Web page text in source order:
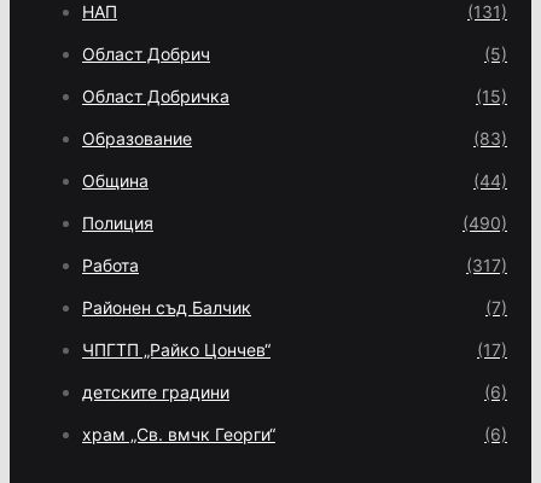
НАП (131)
Област Добрич (5)
Област Добричка (15)
Образование (83)
Община (44)
Полиция (490)
Работа (317)
Районен съд Балчик (7)
ЧПГТП „Райко Цончев“ (17)
детските градини (6)
храм „Св. вмчк Георги“ (6)